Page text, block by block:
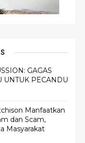
GAGAS
UNTUK PECANDU
Manfaatkan
dan Scam,
Masyarakat